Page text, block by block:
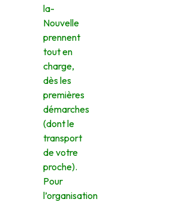
la-
Nouvelle
prennent
tout en
charge,
dès les
premières
démarches
(dont le
transport
de votre
proche).
Pour
l’organisation